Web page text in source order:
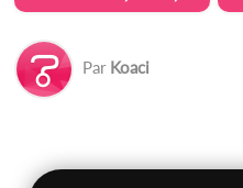
Par Koaci